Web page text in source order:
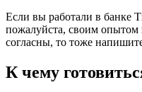
Если вы работали в банке
пожалуйста, своим
согласны, то тоже
К чему